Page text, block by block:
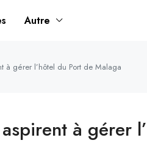
Autre
à gérer l’hôtel du Port de Malaga
à gérer